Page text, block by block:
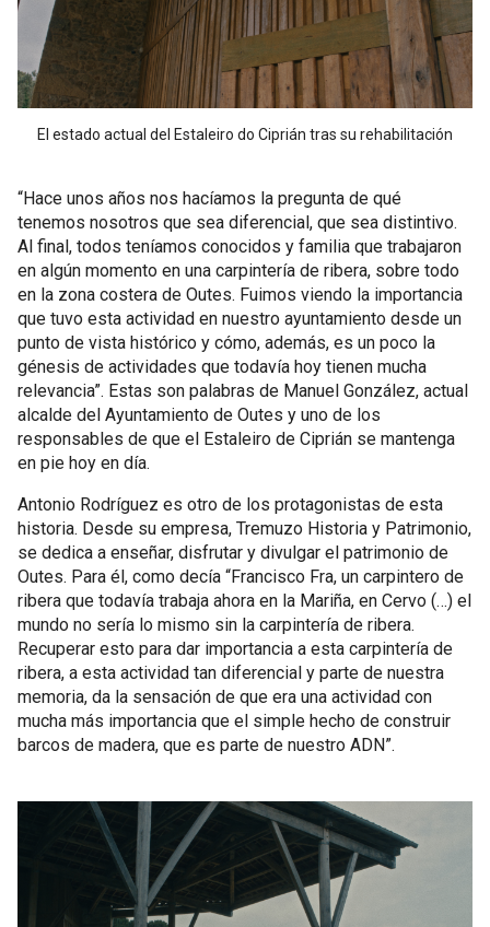
El estado actual del Estaleiro do Ciprián tras su rehabilitación
“Hace unos años nos hacíamos la pregunta de qué
tenemos nosotros que sea diferencial, que sea distintivo.
Al final, todos teníamos conocidos y familia que trabajaron
en algún momento en una carpintería de ribera, sobre todo
en la zona costera de Outes. Fuimos viendo la importancia
que tuvo esta actividad en nuestro ayuntamiento desde un
punto de vista histórico y cómo, además, es un poco la
génesis de actividades que todavía hoy tienen mucha
relevancia”. Estas son palabras de Manuel González, actual
alcalde del Ayuntamiento de Outes y uno de los
responsables de que el Estaleiro de Ciprián se mantenga
en pie hoy en día.
Antonio Rodríguez es otro de los protagonistas de esta
historia. Desde su empresa, Tremuzo Historia y Patrimonio,
se dedica a enseñar, disfrutar y divulgar el patrimonio de
Outes. Para él, como decía “Francisco Fra, un carpintero de
ribera que todavía trabaja ahora en la Mariña, en Cervo (…) el
mundo no sería lo mismo sin la carpintería de ribera.
Recuperar esto para dar importancia a esta carpintería de
ribera, a esta actividad tan diferencial y parte de nuestra
memoria, da la sensación de que era una actividad con
mucha más importancia que el simple hecho de construir
barcos de madera, que es parte de nuestro ADN”.